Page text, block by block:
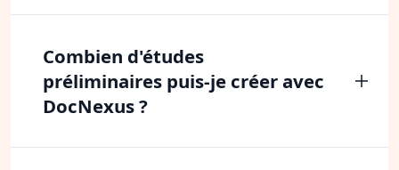
Combien d'études
préliminaires puis-je créer avec
DocNexus ?